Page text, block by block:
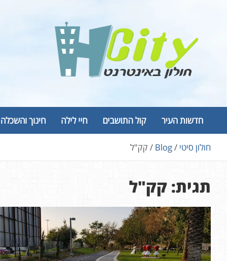
חדשות העיר קול התושבים חיי לילה חינוך והשכלה
חולון סיטי Blog קק"ל
תגית: קק"ל